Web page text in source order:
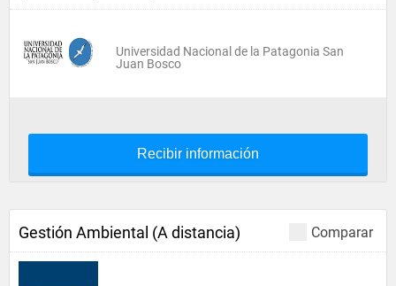
Universidad Nacional de la Patagonia San
Juan Bosco
Recibir información
Comparar
Gestión Ambiental (A distancia)